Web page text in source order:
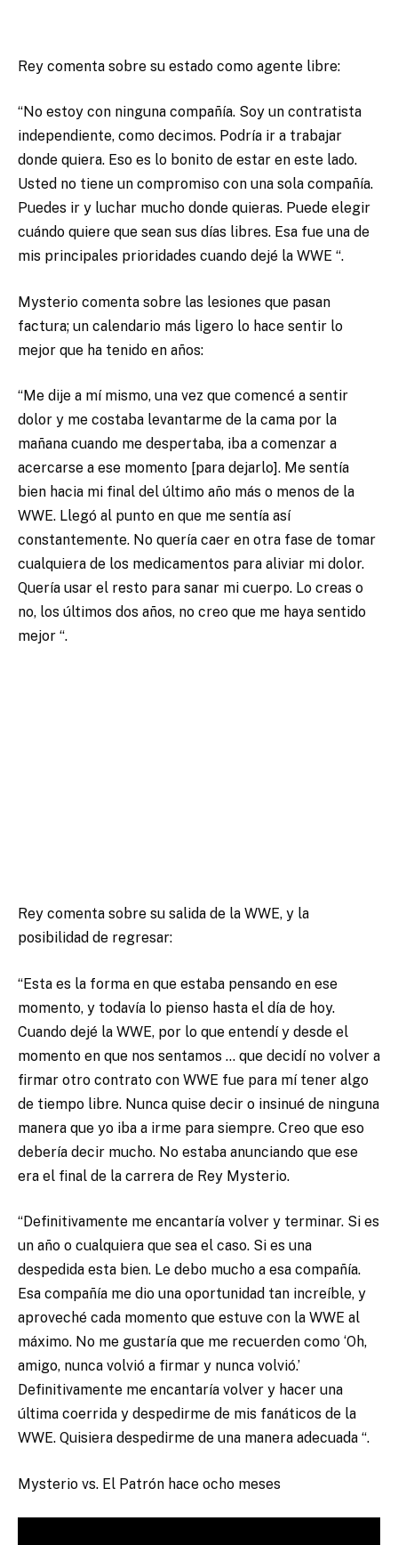
Rey comenta sobre su estado como agente libre:
“No estoy con ninguna compañía. Soy un contratista
independiente, como decimos. Podría ir a trabajar
donde quiera. Eso es lo bonito de estar en este lado.
Usted no tiene un compromiso con una sola compañía.
Puedes ir y luchar mucho donde quieras. Puede elegir
cuándo quiere que sean sus días libres. Esa fue una de
mis principales prioridades cuando dejé la WWE “.
Mysterio comenta sobre las lesiones que pasan
factura; un calendario más ligero lo hace sentir lo
mejor que ha tenido en años:
“Me dije a mí mismo, una vez que comencé a sentir
dolor y me costaba levantarme de la cama por la
mañana cuando me despertaba, iba a comenzar a
acercarse a ese momento [para dejarlo]. Me sentía
bien hacia mi final del último año más o menos de la
WWE. Llegó al punto en que me sentía así
constantemente. No quería caer en otra fase de tomar
cualquiera de los medicamentos para aliviar mi dolor.
Quería usar el resto para sanar mi cuerpo. Lo creas o
no, los últimos dos años, no creo que me haya sentido
mejor “.
Rey comenta sobre su salida de la WWE, y la
posibilidad de regresar:
“Esta es la forma en que estaba pensando en ese
momento, y todavía lo pienso hasta el día de hoy.
Cuando dejé la WWE, por lo que entendí y desde el
momento en que nos sentamos … que decidí no volver a
firmar otro contrato con WWE fue para mí tener algo
de tiempo libre. Nunca quise decir o insinué de ninguna
manera que yo iba a irme para siempre. Creo que eso
debería decir mucho. No estaba anunciando que ese
era el final de la carrera de Rey Mysterio.
“Definitivamente me encantaría volver y terminar. Si es
un año o cualquiera que sea el caso. Si es una
despedida esta bien. Le debo mucho a esa compañía.
Esa compañía me dio una oportunidad tan increíble, y
aproveché cada momento que estuve con la WWE al
máximo. No me gustaría que me recuerden como ‘Oh,
amigo, nunca volvió a firmar y nunca volvió.’
Definitivamente me encantaría volver y hacer una
última coerrida y despedirme de mis fanáticos de la
WWE. Quisiera despedirme de una manera adecuada “.
Mysterio vs. El Patrón hace ocho meses